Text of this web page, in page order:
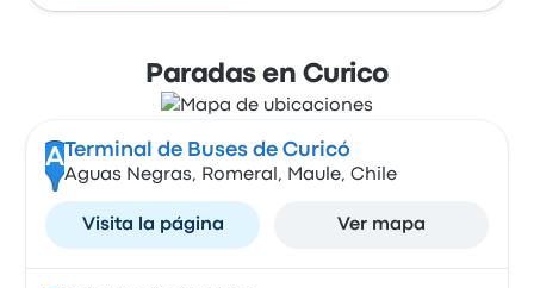
Paradas en Curico
A Terminal de Buses de Curicó
Aguas Negras, Romeral, Maule, Chile
Visita la página Ver mapa